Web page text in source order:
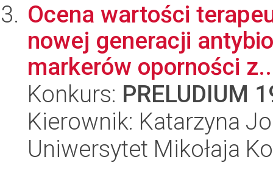
Ocena wartości
nowej generacji
markerów oporności
Konkurs: PRELUDIUM
Kierownik: Katarzyna
Uniwersytet Mikołaja